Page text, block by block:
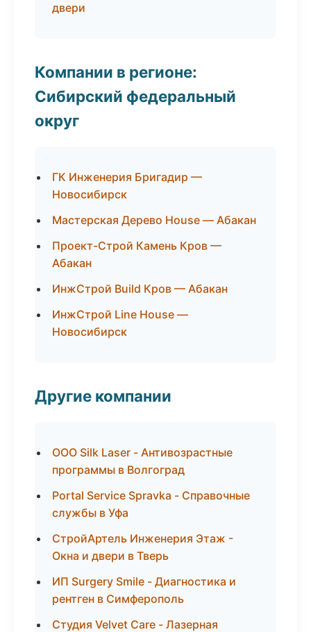
двери
Компании в регионе:
Сибирский федеральный
округ
ГК Инженерия Бригадир —
Новосибирск
Мастерская Дерево House — Абакан
Проект-Строй Камень Кров —
Абакан
ИнжСтрой Build Кров — Абакан
ИнжСтрой Line House —
Новосибирск
Другие компании
ООО Silk Laser - Антивозрастные
программы в Волгоград
Portal Service Spravka - Справочные
службы в Уфа
СтройАртель Инженерия Этаж -
Окна и двери в Тверь
ИП Surgery Smile - Диагностика и
рентген в Симферополь
Студия Velvet Care - Лазерная